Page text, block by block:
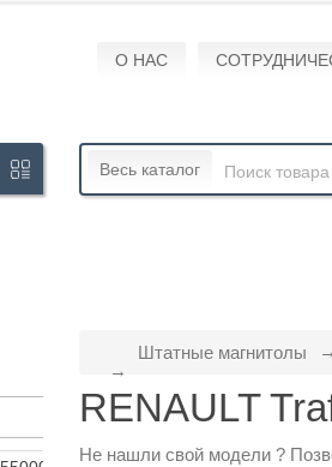
О НАС
Весь каталог
Штатные магнитолы
RENAULT
Не нашли свой модели ?